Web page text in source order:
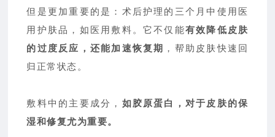
但是更加重要的是：术后护理的三个月中使用医
用护肤品，如医用敷料。它不仅能有效降低皮肤
的过度反应，还能加速恢复期 ，帮助皮肤快速回
归正常状态。
敷料中的主要成分， 如胶原蛋白，对于皮肤的保
湿和修复尤为重要。